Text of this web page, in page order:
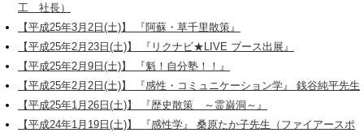
工 社長）
【平成25年3月2日(土)】 『阿蘇・草千里散策』
【平成25年2月23日(土)】 『リクナビ★LIVE ブース出展』
【平成25年2月9日(土)】 『魁！自分塾！！』
【平成25年2月2日(土)】 『感性・コミュニケーション学』 銭谷純平先生
【平成25年1月26日(土)】 『歴史散策 ～霊巌洞～』
【平成24年1月19日(土)】 『感性学』 桑原たか子先生（ファイアースポ